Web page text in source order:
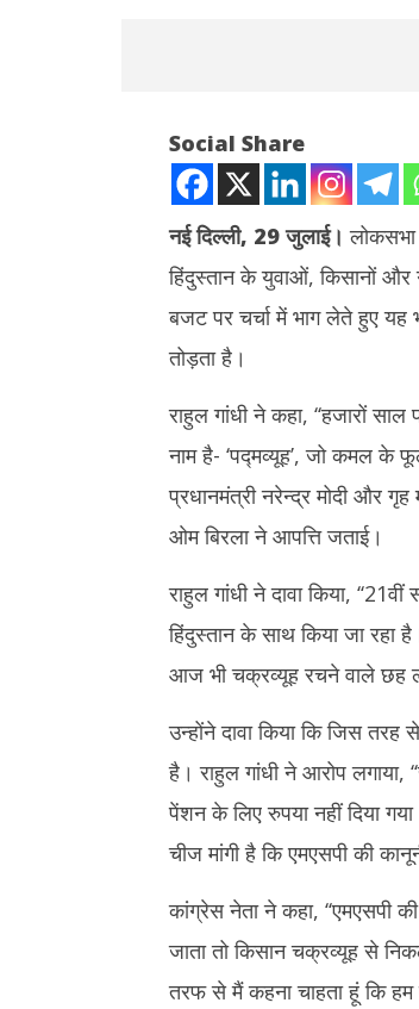
NOW VIEWING
राहुल गांधी ने बजट पर चर्चा के दौरान अभिमन्यु के
चक्रव्यूह का किया जिक्र, जानें क्या कहा…
29,
2024
Social Share
नई दिल्ली, 29 जुलाई। लोकसभा
हिंदुस्तान के युवाओं, किसानों और
बजट पर चर्चा में भाग लेते हुए यह
तोड़ता है।
राहुल गांधी ने कहा, ‘‘हजारों
नाम है- ‘पद्मव्यूह’, जो कमल के
प्रधानमंत्री नरेन्द्र मोदी और
ओम बिरला ने आपत्ति जताई।
राहुल गांधी ने दावा किया,
हिंदुस्तान के साथ किया जा रहा
आज भी चक्रव्यूह रचने वाले छह
उन्होंने दावा किया कि जिस तरह
है। राहुल गांधी ने आरोप लगाया,
पेंशन के लिए रुपया नहीं दिया
चीज मांगी है कि एमएसपी की
कांग्रेस नेता ने कहा, ‘‘एमएसपी
जाता तो किसान चक्रव्यूह से
तरफ से मैं कहना चाहता हूं कि हम